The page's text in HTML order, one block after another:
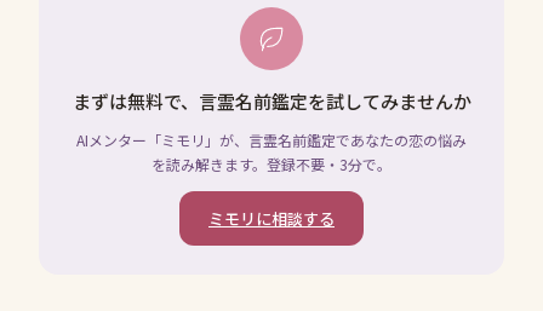
まずは無料で、言霊名前鑑定を試してみませんか
AIメンター「ミモリ」が、言霊名前鑑定であなたの恋の悩み
を読み解きます。登録不要・3分で。
ミモリに相談する